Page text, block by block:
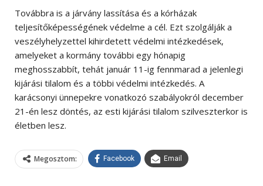
Továbbra is a járvány lassítása és a kórházak
teljesítőképességének védelme a cél. Ezt szolgálják a
veszélyhelyzettel kihirdetett védelmi intézkedések,
amelyeket a kormány további egy hónapig
meghosszabbít, tehát január 11-ig fennmarad a jelenlegi
kijárási tilalom és a többi védelmi intézkedés. A
karácsonyi ünnepekre vonatkozó szabályokról december
21-én lesz döntés, az esti kijárási tilalom szilveszterkor is
életben lesz.
Megosztom: Facebook Email